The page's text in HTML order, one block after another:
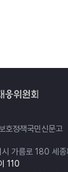
호정책국민신문고
가름로 180 세
110